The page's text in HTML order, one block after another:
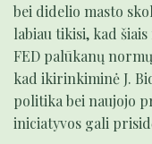
bei didelio masto
labiau tikisi, kad
FED palūkanų
kad ikirinkiminė J.
politika bei naujojo
iniciatyvos gali